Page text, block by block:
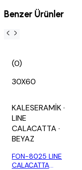
Benzer Ürünler
(0)
30X60
KALESERAMİK·
LINE
CALACATTA ·
BEYAZ
FON-8025 LINE
CALACATTA